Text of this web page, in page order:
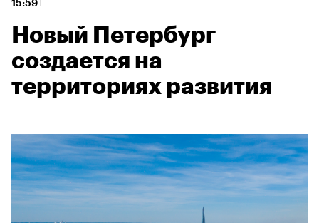
15:59
Новый Петербург
создается на
территориях развития